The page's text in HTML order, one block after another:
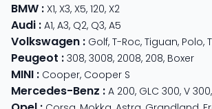
BMW : X1, X3, X5, 120, X2
Audi : A1, A3, Q2, Q3, A5
Volkswagen : Golf, T-Roc, Tiguan, Polo,
Peugeot : 308, 3008, 2008, 208, Boxer
MINI : Cooper, Cooper S
Mercedes-Benz : A 200, GLC 300, V 300,